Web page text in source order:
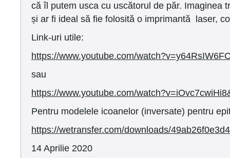
că îl putem usca cu uscătorul de păr. Imaginea
și ar fi ideal să fie folosită o imprimantă laser,
Link-uri utile:
https://www.youtube.com/
sau
https://www.youtube.com/
Pentru modelele icoanelor (inversate) pentru
https://wetransfer.com/downloads/
14 Aprilie 2020